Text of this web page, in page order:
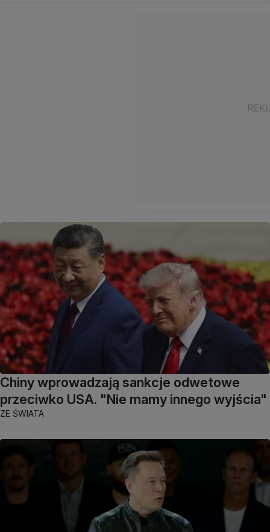
Chiny wprowadzają sankcje odwetowe
przeciwko USA. "Nie mamy innego wyjścia"
ZE ŚWIATA